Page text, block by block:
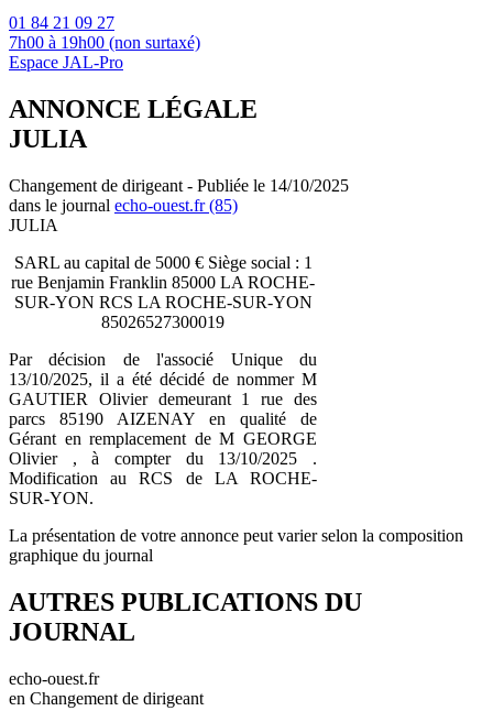
01 84 21 09 27
7h00 à 19h00 (non surtaxé)
Espace JAL-Pro
ANNONCE LÉGALE
JULIA
Changement de dirigeant - Publiée le 14/10/2025
dans le journal echo-ouest.fr (85)
JULIA
SARL au capital de 5000 € Siège social : 1
rue Benjamin Franklin 85000 LA ROCHE-
SUR-YON RCS LA ROCHE-SUR-YON
85026527300019
Par décision de l'associé Unique du
13/10/2025, il a été décidé de nommer M
GAUTIER Olivier demeurant 1 rue des
parcs 85190 AIZENAY en qualité de
Gérant en remplacement de M GEORGE
Olivier , à compter du 13/10/2025 .
Modification au RCS de LA ROCHE-
SUR-YON.
La présentation de votre annonce peut varier selon la composition
graphique du journal
AUTRES PUBLICATIONS DU
JOURNAL
echo-ouest.fr
en Changement de dirigeant